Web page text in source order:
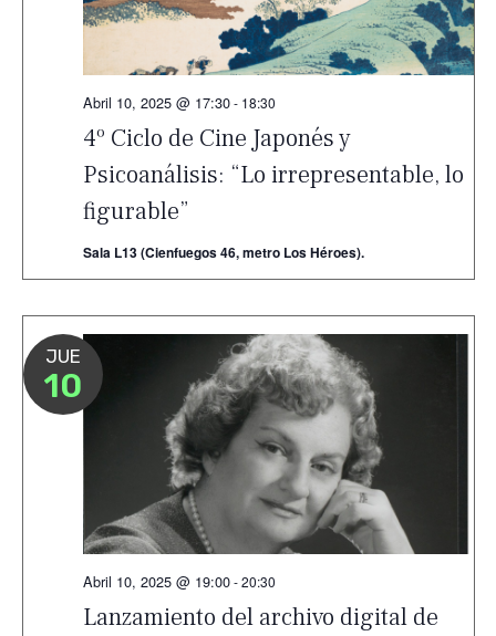
4º Ciclo de Cine Japonés y
Psicoanálisis: “Lo irrepresentable, lo
figurable”
Abril 10, 2025 @ 17:30- 18:30
Sala L13 (Cienfuegos 46, metro Los Héroes).
JUE
10
Lanzamiento del archivo digital de
Abril 10, 2025 @ 19:00-20:30